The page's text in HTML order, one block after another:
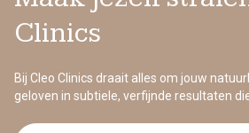
Clinics
Bij Cleo Clinics draait alles om jouw
geloven in subtiele, verfijnde resultaten